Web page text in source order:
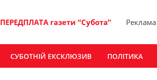
ПЕРЕДПЛАТА газети “Субота” Реклама
СУБОТНІЙ ЕКСКЛЮЗИВ ПОЛІТИКА